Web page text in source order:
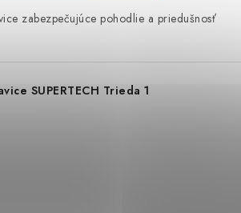
zabezpečujúce pohodlie a priedušnosť
SUPERTECH Trieda 1